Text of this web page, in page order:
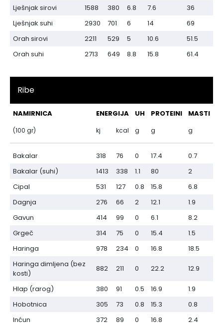
Lješnjak sirovi
1588 380 6.8 7.6
36
Lješnjak suhi
2930 701 6 14
69
Orah sirovi
2211 529 5 10.6
51.5
Orah suhi
2713 649 8.8 15.8 61.4
Ribe
NAMIRNICA ENERGIJA UH PROTEINI MASTI
(100 gr) kj kcal g g g
Bakalar 318 76 0 17.4
0.7
Bakalar (suhi)
1413 338 1.1 80
2
Cipal
531 127 0.8 15.8
6.8
Dagnja
276 66 2 12.1
1.9
Gavun
414 99 0 6.1
8.2
Grgeč
314 75 0 15.4
1.5
Haringa
978 234 0 16.8
18.5
Haringa dimljena (bez
kosti)
882 211 0 22.2 12.9
Hlap (rarog) 380 91 0.5 16.9
1.9
Hobotnica
305 73 0.8 15.3
0.8
Inćun
372 89 0 16.8
2.4